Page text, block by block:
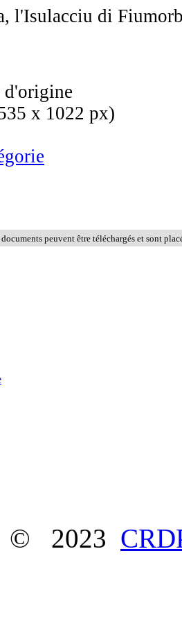
l'Isulacciu di
x 1022 px)
peuvent être téléchargés et sont
© 2023